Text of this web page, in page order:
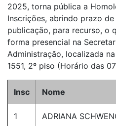
2025, torna pública a
Inscrições, abrindo prazo
publicação, para recurso, o
forma presencial na
Administração, localizada
1551, 2º piso (Horário das
Insc Nome
1 ADRIANA